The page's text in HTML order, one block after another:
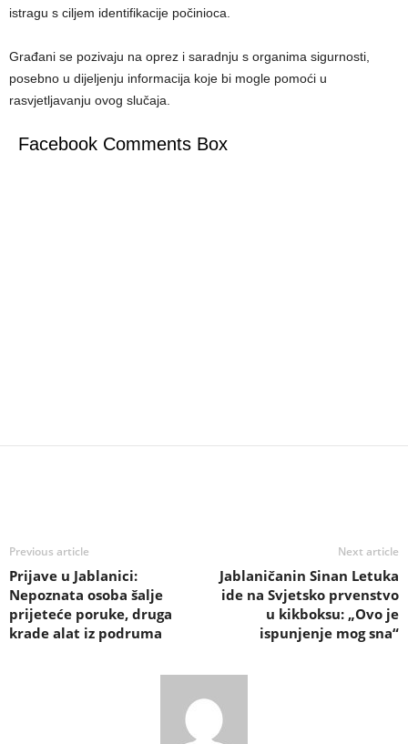
istragu s ciljem identifikacije počinioca.
Građani se pozivaju na oprez i saradnju s organima sigurnosti,
posebno u dijeljenju informacija koje bi mogle pomoći u
rasvjetljavanju ovog slučaja.
Facebook Comments Box
Previous article
Prijave u Jablanici:
Nepoznata osoba šalje
prijeteće poruke, druga
krade alat iz podruma
Next article
Jablaničanin Sinan Letuka
ide na Svjetsko prvenstvo
u kikboksu: „Ovo je
ispunjenje mog sna“